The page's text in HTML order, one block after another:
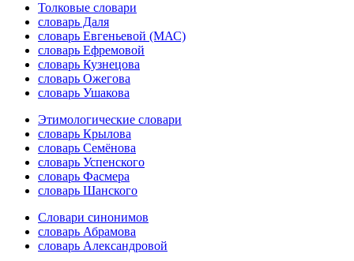
Толковые словари
словарь Даля
словарь Евгеньевой (МАС)
словарь Ефремовой
словарь Кузнецова
словарь Ожегова
словарь Ушакова
Этимологические словари
словарь Крылова
словарь Семёнова
словарь Успенского
словарь Фасмера
словарь Шанского
Словари синонимов
словарь Абрамова
словарь Александровой